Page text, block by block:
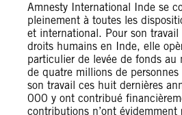
Amnesty International Inde se
pleinement à toutes les
et international. Pour son travail
droits humains en Inde, elle
particulier de levée de fonds au
de quatre millions de
son travail ces huit dernières
000 y ont contribué
contributions n’ont évidemment